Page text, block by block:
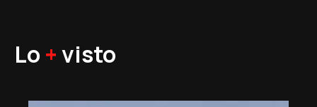
Lo +visto